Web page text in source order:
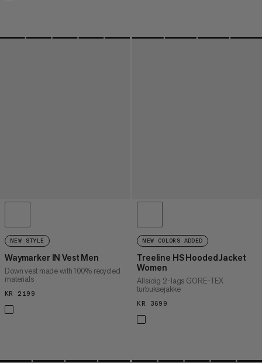
NEW STYLE
Waymarker IN Vest Men
Down vest made with 100% recycled
materials
KR 2199
NEW COLORS ADDED
Treeline HS Hooded Jacket
Women
Allsidig 2-lags GORE-TEX
turbuksejakke
KR 3699